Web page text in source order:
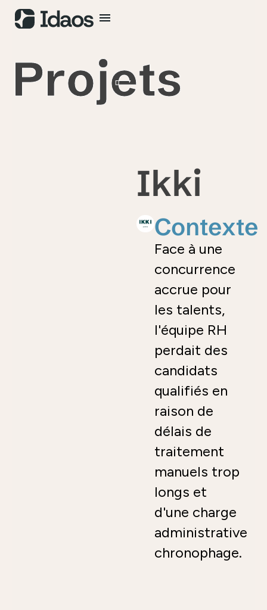
Projets
Ikki
Contexte
Face à une
concurrence
accrue pour
les talents,
l'équipe RH
perdait des
candidats
qualifiés en
raison de
délais de
traitement
manuels trop
longs et
d'une charge
administrative
chronophage.